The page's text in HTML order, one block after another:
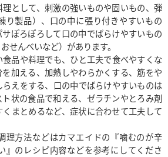
として、刺激の強いものや固いもの、弾
り製品）、口の中に張り付きやすいもの
サぽろぽろして口の中でばらけやすいもの
せんべいなど）があります。
品や料理でも、ひと工夫で食べやすくな
加える、加熱しやわらかくする、筋をや
えをする、口の中でばらけやすいものは
状の食品で和える、ゼラチンやとろみ剤
まとめるなど、症状に合わせて工夫して
理方法などはカマエイドの『噛むのが辛
』のレシピ内容などを参考にしてくださ